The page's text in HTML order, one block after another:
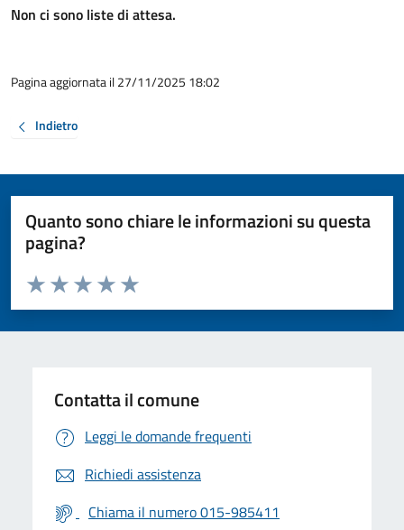
Non ci sono liste di attesa.
Pagina aggiornata il 27/11/2025 18:02
Indietro
Quanto sono chiare le informazioni su questa
pagina?
Valuta da 1 a 5 stelle la pagina
Valuta 5 stelle su 5
Valuta 4 stelle su 5
Valuta 3 stelle su 5
Valuta 2 stelle su 5
Valuta 1 stelle su 5
Contatta il comune
Leggi le domande frequenti
Richiedi assistenza
Chiama il numero 015-985411